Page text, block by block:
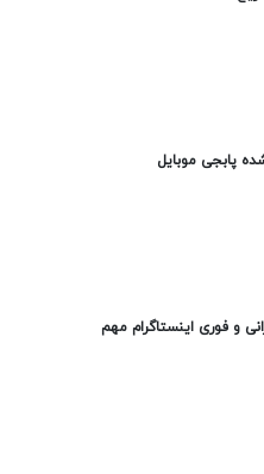
پابجی موبایل
و فوری اینستاگرام مهم